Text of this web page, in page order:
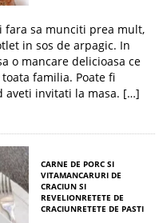
fara sa munciti prea mult,
in sos de arpagic. In
o mancare delicioasa ce
familia. Poate fi
aveti invitati la masa. […]
CARNE DE PORC SI
VITAMANCARURI DE
CRACIUN SI
REVELIONRETETE DE
CRACIUNRETETE DE PASTI